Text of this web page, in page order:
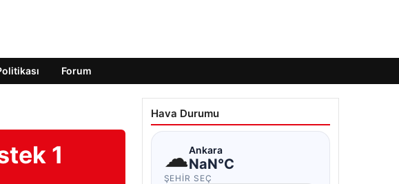
Forum
1
Hava Durumu
☁Ankara
NaN°C
ŞEHIR SEÇ